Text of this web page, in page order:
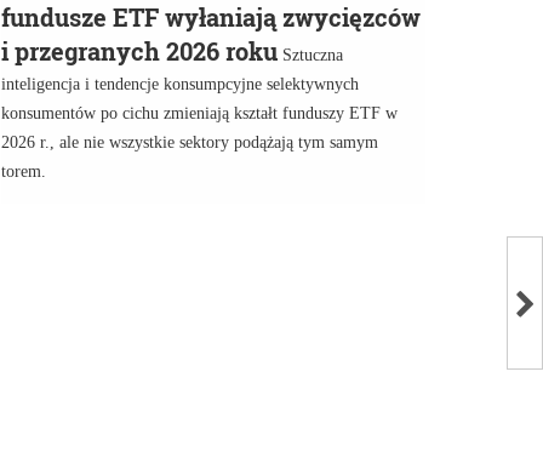
fundusze ETF wyłaniają zwycięzców
i przegranych 2026 roku Sztuczna
inteligencja i tendencje konsumpcyjne selektywnych
konsumentów po cichu zmieniają kształt funduszy ETF w
2026 r., ale nie wszystkie sektory podążają tym samym
torem.